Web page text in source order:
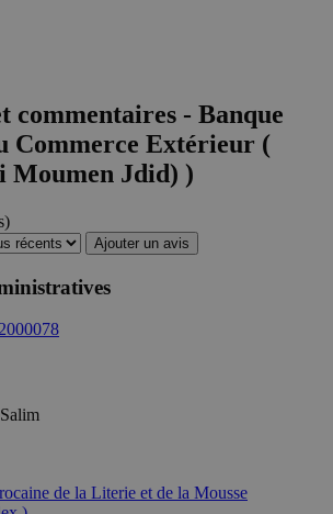
commentaires - Banque
Commerce Extérieur (
Moumen Jdid) )
Ajouter un avis